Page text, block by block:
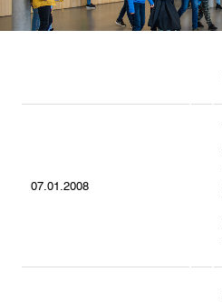
07.01.2008